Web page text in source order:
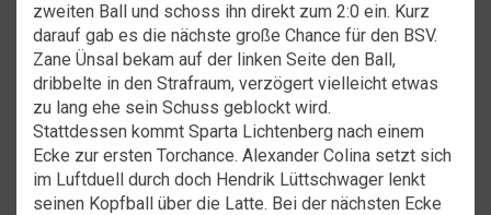
zweiten Ball und schoss ihn direkt zum 2:0 ein. Kurz
darauf gab es die nächste große Chance für den BSV.
Zane Ünsal bekam auf der linken Seite den Ball,
dribbelte in den Strafraum, verzögert vielleicht etwas
zu lang ehe sein Schuss geblockt wird.
Stattdessen kommt Sparta Lichtenberg nach einem
Ecke zur ersten Torchance. Alexander Colina setzt sich
im Luftduell durch doch Hendrik Lüttschwager lenkt
seinen Kopfball über die Latte. Bei der nächsten Ecke